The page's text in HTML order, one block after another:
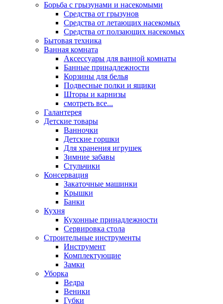
Борьба с грызунами и насекомыми
Средства от грызунов
Средства от летающих насекомых
Средства от ползающих насекомых
Бытовая техника
Ванная комната
Аксессуары для ванной комнаты
Банные принадлежности
Корзины для белья
Подвесные полки и ящики
Шторы и карнизы
смотреть все...
Галантерея
Детские товары
Ванночки
Детские горшки
Для хранения игрушек
Зимние забавы
Стульчики
Консервация
Закаточные машинки
Крышки
Банки
Кухня
Кухонные принадлежности
Сервировка стола
Строительные инструменты
Инструмент
Комплектующие
Замки
Уборка
Ведра
Веники
Губки